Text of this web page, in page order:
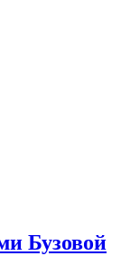
Бузовой